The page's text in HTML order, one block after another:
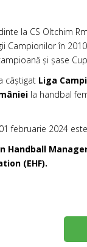
la CS Oltchim
Campionilor în
și șase
câștigat Liga
la handbal
februarie 2024
Handball
(EHF).